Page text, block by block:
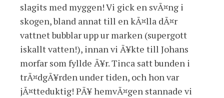
slagits med myggen! Vi gick en svÃ¤ng i
skogen, bland annat till en kÃ¤lla dÃ¤r
vattnet bubblar upp ur marken (supergott
iskallt vatten!), innan vi Ã¥kte till Johans
morfar som fyllde Ã¥r. Tinca satt bunden i
trÃ¤dgÃ¥rden under tiden, och hon var
jÃ¤tteduktig! PÃ¥ hemvÃ¤gen stannade vi